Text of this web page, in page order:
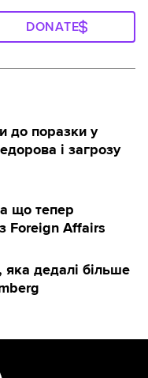
DONATE
до поразки у
і загрозу
що тепер
Foreign Affairs
яка дедалі більше